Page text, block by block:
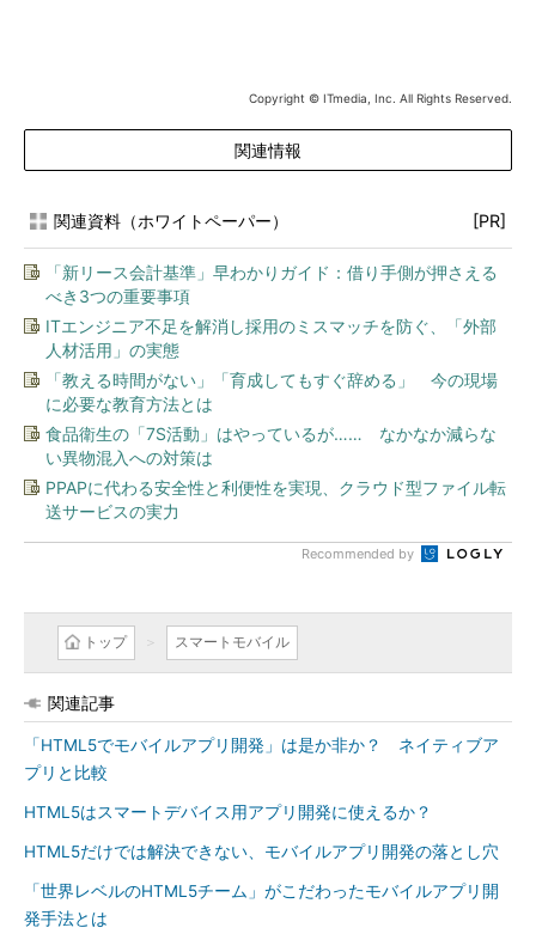
Copyright © ITmedia, Inc. All Rights Reserved.
関連情報
関連資料（ホワイトペーパー） [PR]
「新リース会計基準」早わかりガイド：借り手側が押さえる
べき3つの重要事項
ITエンジニア不足を解消し採用のミスマッチを防ぐ、「外部
人材活用」の実態
「教える時間がない」「育成してもすぐ辞める」 今の現場
に必要な教育方法とは
食品衛生の「7S活動」はやっているが…… なかなか減らな
い異物混入への対策は
PPAPに代わる安全性と利便性を実現、クラウド型ファイル転
送サービスの実力
Recommended by
トップ スマートモバイル
関連記事
「HTML5でモバイルアプリ開発」は是か非か？ ネイティブア
プリと比較
HTML5はスマートデバイス用アプリ開発に使えるか？
HTML5だけでは解決できない、モバイルアプリ開発の落とし穴
「世界レベルのHTML5チーム」がこだわったモバイルアプリ開
発手法とは